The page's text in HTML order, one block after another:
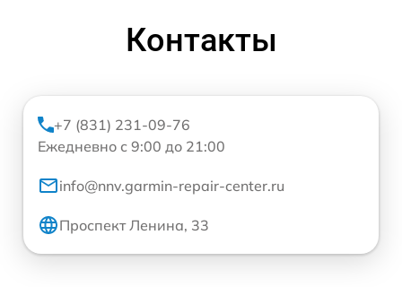
Контакты
+7 (831) 231-09-76
Ежедневно с 9:00 до 21:00
info@nnv.garmin-repair-center.ru
Проспект Ленина, 33